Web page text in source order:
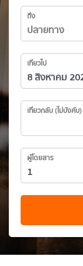
ถึง
เที่ยวไป
เที่ยวกลับ (ไม่บังคับ)
ผู้โดยสาร